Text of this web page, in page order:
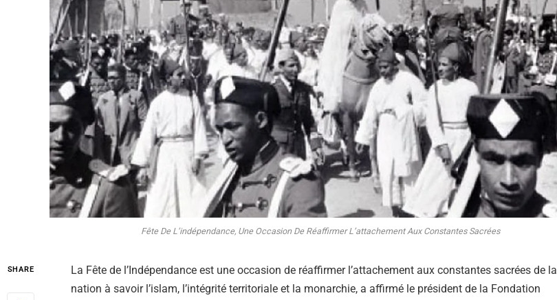
Fête De L’indépendance, Une Occasion De Réaffirmer L’attachement Aux Constantes Sacrées
SHARE
La Fête de l’Indépendance est une occasion de réaffirmer l’attachement aux constantes sacrées de la
nation à savoir l’islam, l’intégrité territoriale et la monarchie, a affirmé le président de la Fondation